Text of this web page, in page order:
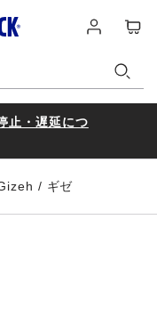
グ
ー
止・遅延につ
/ ギゼ